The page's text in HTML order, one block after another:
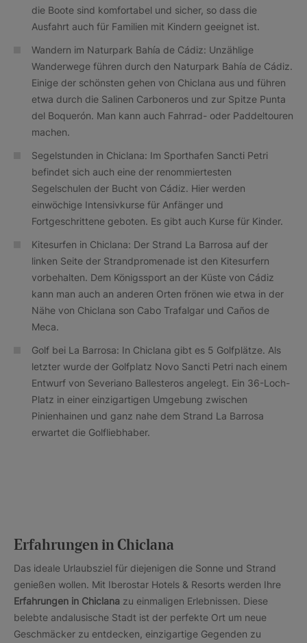
die Boote sind komfortabel und sicher, so dass die
Ausfahrt auch für Familien mit Kindern geeignet ist.
Wandern im Naturpark Bahía de Cádiz: Unzählige
Wanderwege führen durch den Naturpark Bahía de Cádiz.
Einige der schönsten gehen von Chiclana aus und führen
etwa durch die Salinen Carboneros und zur Spitze Punta
del Boquerón. Man kann auch Fahrrad- oder Paddeltouren
machen.
Segelstunden in Chiclana: Im Sporthafen Sancti Petri
befindet sich auch eine der renommiertesten
Segelschulen der Bucht von Cádiz. Hier werden
einwöchige Intensivkurse für Anfänger und
Fortgeschrittene geboten. Es gibt auch Kurse für Kinder.
Kitesurfen in Chiclana: Der Strand La Barrosa auf der
linken Seite der Strandpromenade ist den Kitesurfern
vorbehalten. Dem Königssport an der Küste von Cádiz
kann man auch an anderen Orten frönen wie etwa in der
Nähe von Chiclana son Cabo Trafalgar und Caños de
Meca.
Golf bei La Barrosa: In Chiclana gibt es 5 Golfplätze. Als
letzter wurde der Golfplatz Novo Sancti Petri nach einem
Entwurf von Severiano Ballesteros angelegt. Ein 36-Loch-
Platz in einer einzigartigen Umgebung zwischen
Pinienhainen und ganz nahe dem Strand La Barrosa
erwartet die Golfliebhaber.
Erfahrungen in Chiclana
Das ideale Urlaubsziel für diejenigen die Sonne und Strand
genießen wollen. Mit Iberostar Hotels & Resorts werden Ihre
Erfahrungen in Chiclana zu einmaligen Erlebnissen. Diese
belebte andalusische Stadt ist der perfekte Ort um neue
Geschmäcker zu entdecken, einzigartige Gegenden zu